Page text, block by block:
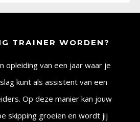
TRAINER WORDEN?
opleiding van een jaar waar je
kunt als assistent van een
Op deze manier kan jouw
skipping groeien en wordt jij